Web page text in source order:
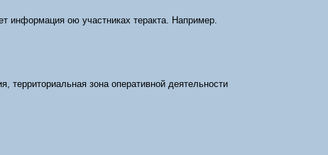
информация ою участниках теракта. Например.
территориальная зона оперативной деятельности